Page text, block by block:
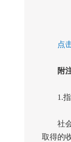
点
附
1.
社会
取得的